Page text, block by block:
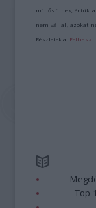
minősülnek, értük a
nem vállal, azokat
Részletek a
Top